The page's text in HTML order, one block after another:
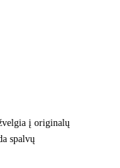
į originalų
spalvų